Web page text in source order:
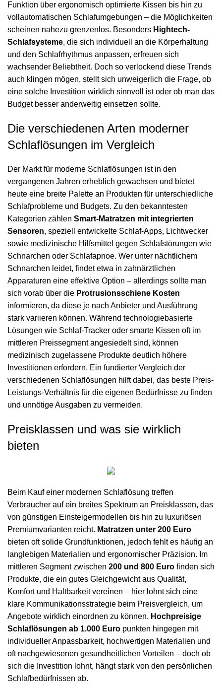
Funktion über ergonomisch optimierte Kissen bis hin zu
vollautomatischen Schlafumgebungen – die Möglichkeiten
scheinen nahezu grenzenlos. Besonders Hightech-
Schlafsysteme, die sich individuell an die Körperhaltung
und den Schlafrhythmus anpassen, erfreuen sich
wachsender Beliebtheit. Doch so verlockend diese Trends
auch klingen mögen, stellt sich unweigerlich die Frage, ob
eine solche Investition wirklich sinnvoll ist oder ob man das
Budget besser anderweitig einsetzen sollte.
Die verschiedenen Arten moderner
Schlaflösungen im Vergleich
Der Markt für moderne Schlaflösungen ist in den
vergangenen Jahren erheblich gewachsen und bietet
heute eine breite Palette an Produkten für unterschiedliche
Schlafprobleme und Budgets. Zu den bekanntesten
Kategorien zählen Smart-Matratzen mit integrierten
Sensoren, speziell entwickelte Schlaf-Apps, Lichtwecker
sowie medizinische Hilfsmittel gegen Schlafstörungen wie
Schnarchen oder Schlafapnoe. Wer unter nächtlichem
Schnarchen leidet, findet etwa in zahnärztlichen
Apparaturen eine effektive Option – allerdings sollte man
sich vorab über die Protrusionsschiene Kosten
informieren, da diese je nach Anbieter und Ausführung
stark variieren können. Während technologiebasierte
Lösungen wie Schlaf-Tracker oder smarte Kissen oft im
mittleren Preissegment angesiedelt sind, können
medizinisch zugelassene Produkte deutlich höhere
Investitionen erfordern. Ein fundierter Vergleich der
verschiedenen Schlaflösungen hilft dabei, das beste Preis-
Leistungs-Verhältnis für die eigenen Bedürfnisse zu finden
und unnötige Ausgaben zu vermeiden.
Preisklassen und was sie wirklich
bieten
Beim Kauf einer modernen Schlaflösung treffen
Verbraucher auf ein breites Spektrum an Preisklassen, das
von günstigen Einsteigermodellen bis hin zu luxuriösen
Premiumvarianten reicht. Matratzen unter 200 Euro
bieten oft solide Grundfunktionen, jedoch fehlt es häufig an
langlebigen Materialien und ergonomischer Präzision. Im
mittleren Segment zwischen 200 und 800 Euro finden sich
Produkte, die ein gutes Gleichgewicht aus Qualität,
Komfort und Haltbarkeit vereinen – hier lohnt sich eine
klare Kommunikationsstrategie beim Preisvergleich, um
Angebote wirklich einordnen zu können. Hochpreisige
Schlaflösungen ab 1.000 Euro punkten hingegen mit
individueller Anpassbarkeit, hochwertigen Materialien und
oft nachgewiesenen gesundheitlichen Vorteilen – doch ob
sich die Investition lohnt, hängt stark von den persönlichen
Schlafbedürfnissen ab.